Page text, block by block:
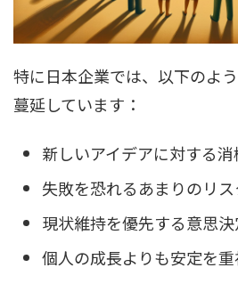
特に日本企業では、以下のよ
蔓延しています：
新しいアイデアに対する
失敗を恐れるあまりのリ
現状維持を優先する意思
個人の成長よりも安定を